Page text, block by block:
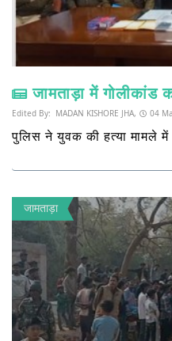
जामताड़ा में गोलीकांड
Edited By: MADAN KISHORE JHA, 04
पुलिस ने युवक की हत्या मामले में
जामताड़ा